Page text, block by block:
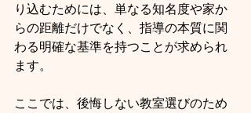
り込むためには、単なる知名度や家か
らの距離だけでなく、指導の本質に関
わる明確な基準を持つことが求められ
ます。
ここでは、後悔しない教室選びのため